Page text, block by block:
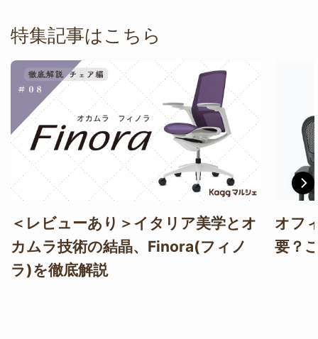
特集記事はこちら
＜レビューあり＞イタリア美学とオ
カムラ技術の結晶、Finora(フィノ
ラ)を徹底解説
オフ
要？